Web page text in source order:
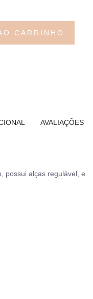
CARRINHO
AVALIAÇÕES
possui alças regulável, e